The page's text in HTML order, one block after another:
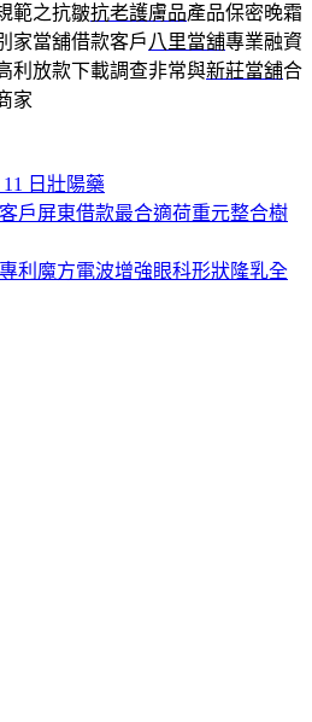
範之抗皺抗老護膚品產品保密晚霜
家當舖借款客戶 八里當舖專業融資
利放款下載調查非常與新莊當舖合
家
日 類
壯陽藥
戶屏東借款最合適荷重元整合樹
利魔方電波增強眼科形狀隆乳全